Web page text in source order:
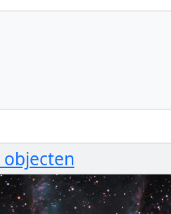
objecten